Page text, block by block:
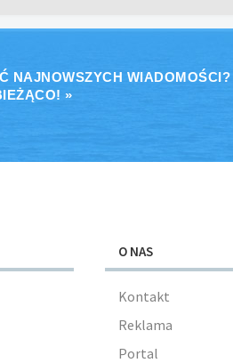
NAJNOWSZYCH WIADOMOŚCI?
»
O NAS
Kontakt
Reklama
Portal